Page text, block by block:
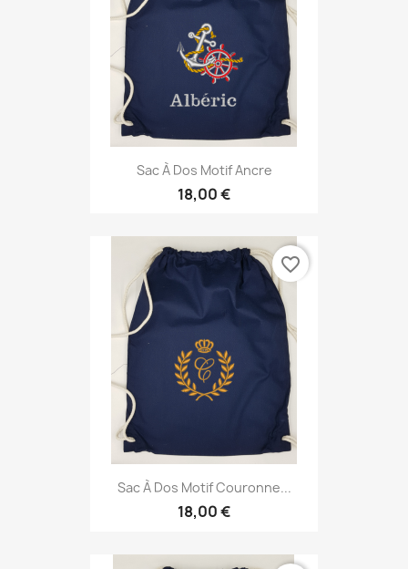
Sac À Dos Motif Ancre
18,00 €
Sac À Dos Motif Couronne...
18,00 €
favorite_border